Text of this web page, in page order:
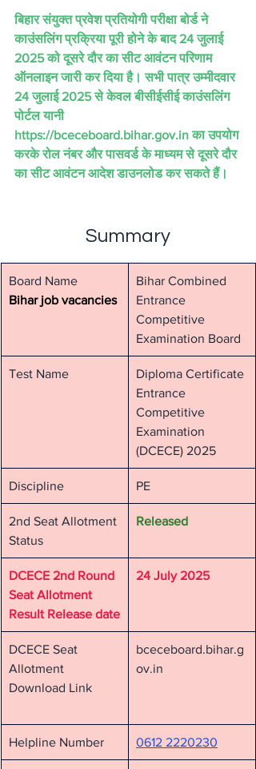
बिहार संयुक्त प्रवेश प्रतियोगी परीक्षा बोर्ड ने
काउंसलिंग प्रक्रिया पूरी होने के बाद 24 जुलाई
2025 को दूसरे दौर का सीट आवंटन परिणाम
ऑनलाइन जारी कर दिया है। सभी पात्र उम्मीदवार
24 जुलाई 2025 से केवल बीसीईसीई काउंसलिंग
पोर्टल यानी
https://bceceboard.bihar.gov.in का उपयोग
करके रोल नंबर और पासवर्ड के माध्यम से दूसरे दौर
का सीट आवंटन आदेश डाउनलोड कर सकते हैं।
Summary
Board Name
Bihar job vacancies
Bihar Combined
Entrance
Competitive
Examination Board
Test Name
Diploma Certificate
Entrance
Competitive
Examination
(DCECE) 2025
Discipline PE
2nd Seat Allotment
Status
Released
DCECE 2nd Round
Seat Allotment
Result Release date
24 July 2025
DCECE Seat
Allotment
Download Link
bceceboard.bihar.g
ov.in
Helpline Number 0612 2220230